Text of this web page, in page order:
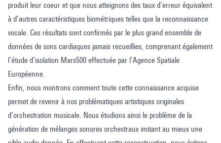
produit leur coeur et que nous atteignons des taux d’erreur équivalent
à d’autres caractéristiques biométriques telles que la reconnaissance
vocale. Ces résultats sont confirmés par le plus grand ensemble de
données de sons cardiaques jamais recueillies, comprenant également
l’étude d’isolation Mars500 effectuée par l’Agence Spatiale
Européenne.
Enfin, nous montrons comment toute cette connaissance acquise
permet de revenir à nos problématiques artistiques originales
d’orchestration musicale. Nous étudions ainsi le problème de la
génération de mélanges sonores orchestraux imitant au mieux une